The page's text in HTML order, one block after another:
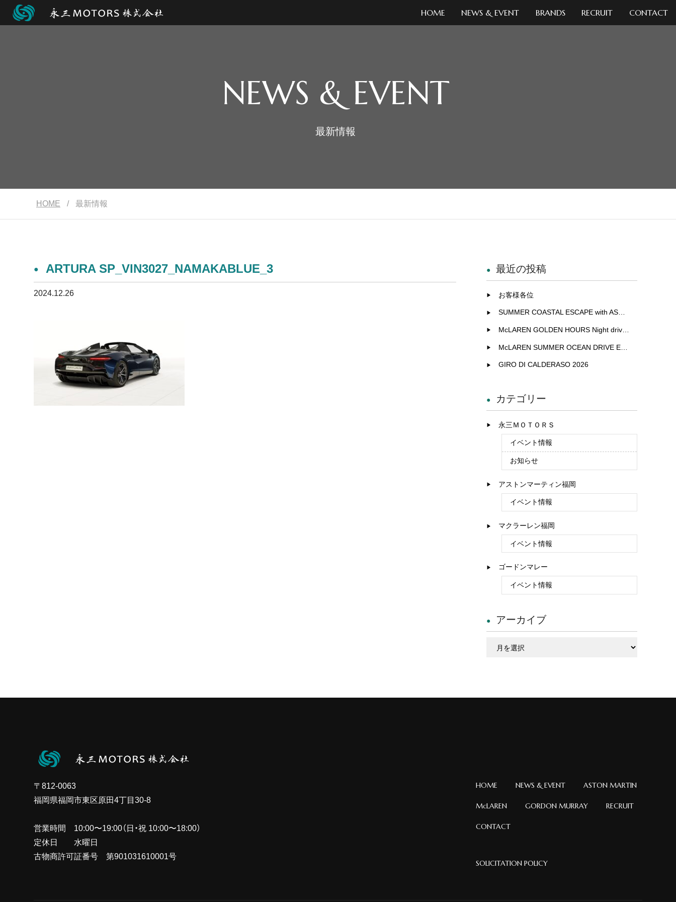
HOME NEWS & EVENT BRANDS RECRUIT CONTACT
NEWS & EVENT
最新情報
HOME / 最新情報
ARTURA SP_VIN3027_NAMAKABLUE_3
2024.12.26
最近の投稿
お客様各位
SUMMER COASTAL ESCAPE with ASTON MARTIN
McLAREN GOLDEN HOURS Night drive experience in Fukuoka
McLAREN SUMMER OCEAN DRIVE EXCLUSIVE EXPERIENCE IN KITAKYUSHU
GIRO DI CALDERASO 2026
カテゴリー
永三ＭＯＴＯＲＳ
イベント情報
お知らせ
アストンマーティン福岡
イベント情報
マクラーレン福岡
イベント情報
ゴードンマレー
イベント情報
アーカイブ
ブ
〒812-0063
福岡県福岡市東区原田4丁目30-8
営業時間 10:00〜19:00（日・祝 10:00〜18:00）
定休日 水曜日
古物商許可証番号 第901031610001号
HOME NEWS & EVENT ASTON MARTIN
McLAREN GORDON MURRAY RECRUIT
CONTACT
SOLICITATION POLICY